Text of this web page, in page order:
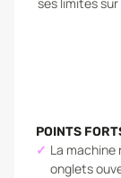
POINTS
La machine
onglets